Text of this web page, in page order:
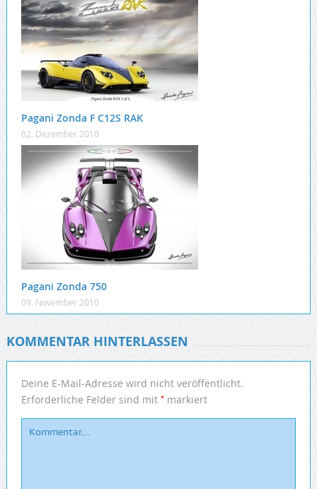
Pagani Zonda F C12S RAK
02. Dezember 2010
Pagani Zonda 750
09. November 2010
KOMMENTAR HINTERLASSEN
Deine E-Mail-Adresse wird nicht veröffentlicht.
Erforderliche Felder sind mit *markiert